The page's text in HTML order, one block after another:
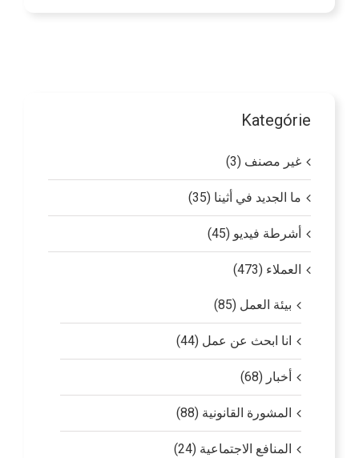
Kategórie
غير مصنف (3)
ما الجديد في أثينا (35)
أشرطة فيديو (45)
العملاء (473)
بيئة العمل (85)
انا ابحث عن عمل (44)
أخبار (68)
المشورة القانونية (88)
المنافع الاجتماعية (24)